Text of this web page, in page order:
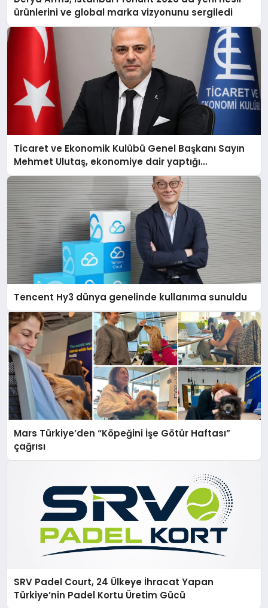
ürünlerini ve global marka vizyonunu sergiledi
Ticaret ve Ekonomik Kulübü Genel Başkanı Sayın
Mehmet Ulutaş, ekonomiye dair yaptığı
açıklamada şunları kaydetti:
Tencent Hy3 dünya genelinde kullanıma sunuldu
Mars Türkiye’den “Köpeğini İşe Götür Haftası”
çağrısı
SRV Padel Court, 24 Ülkeye İhracat Yapan
Türkiye’nin Padel Kortu Üretim Gücü